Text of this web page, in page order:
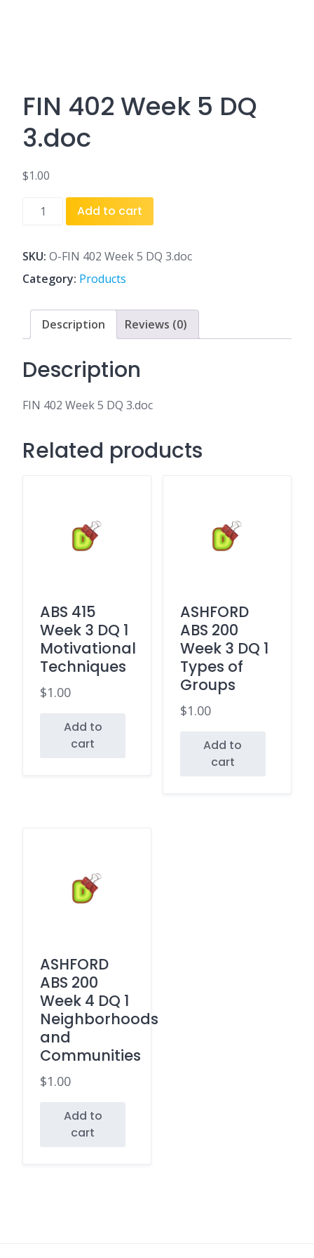
FIN 402 Week 5 DQ
3.doc
$1.00
5
DQ
quantity
Add to cart
SKU: O-FIN 402 Week 5 DQ 3.doc
Category: Products
Description Reviews (0)
Description
FIN 402 Week 5 DQ 3.doc
Related products
ABS 415
Week 3 DQ 1
Motivational
Techniques
$1.00
Add to
cart
ASHFORD
ABS 200
Week 3 DQ 1
Types of
Groups
$1.00
Add to
cart
ASHFORD
ABS 200
Week 4 DQ 1
Neighborhoods
and
Communities
$1.00
Add to
cart